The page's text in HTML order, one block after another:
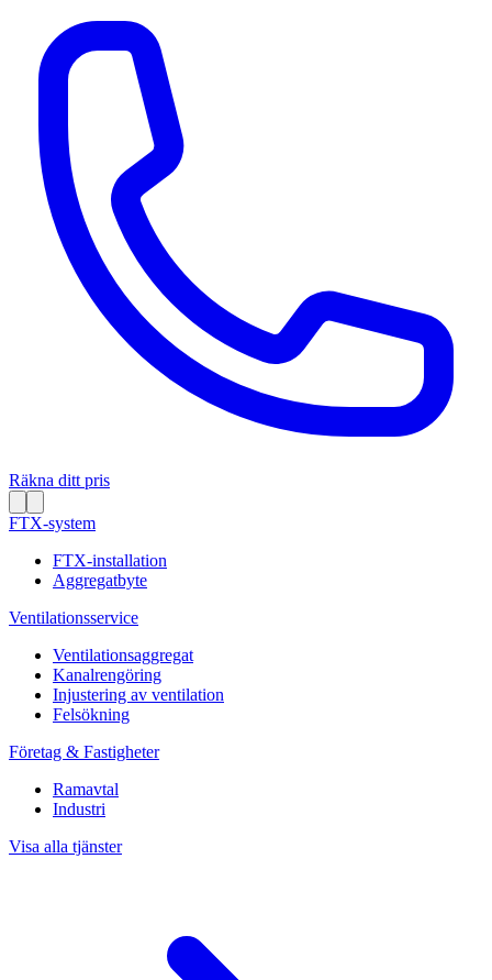
Räkna ditt pris
FTX-system
FTX-installation
Aggregatbyte
Ventilationsservice
Ventilationsaggregat
Kanalrengöring
Injustering av ventilation
Felsökning
Företag & Fastigheter
Ramavtal
Industri
Visa alla tjänster